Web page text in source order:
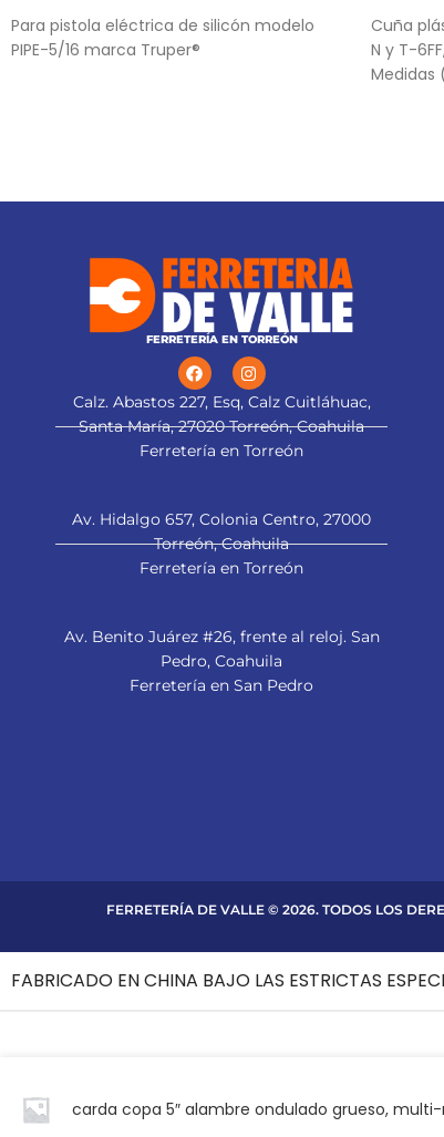
Para pistola eléctrica de silicón modelo
PIPE-5/16 marca Truper®
Cuña
N y T-
Medidas
FERRETERÍA EN TORREÓN
Calz. Abastos 227, Esq, Calz Cuitláhuac,
Santa María, 27020 Torreón, Coahuila
Ferretería en Torreón
Av. Hidalgo 657, Colonia Centro, 27000
Torreón, Coahuila
Ferretería en Torreón
Av. Benito Juárez #26, frente al reloj. San
Pedro, Coahuila
Ferretería en San Pedro
FERRETERÍA DE VALLE © 2026. TODOS LOS
carda copa 5″ alambre ondulado grueso,
FABRICADO EN CHINA BAJO LAS ESTRICTAS